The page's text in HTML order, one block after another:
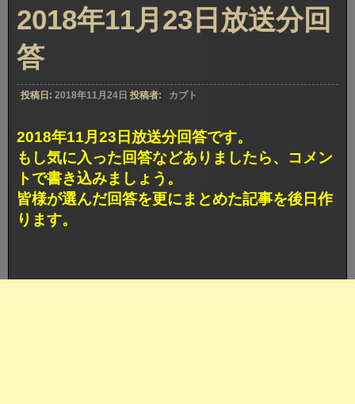
2018年11月23日放送分回
答
投稿日: 2018年11月24日 投稿者: カブト
2018年11月23日放送分回答です。
もし気に入った回答などありましたら、コメン
トで書き込みましょう。
皆様が選んだ回答を更にまとめた記事を後日作
ります。